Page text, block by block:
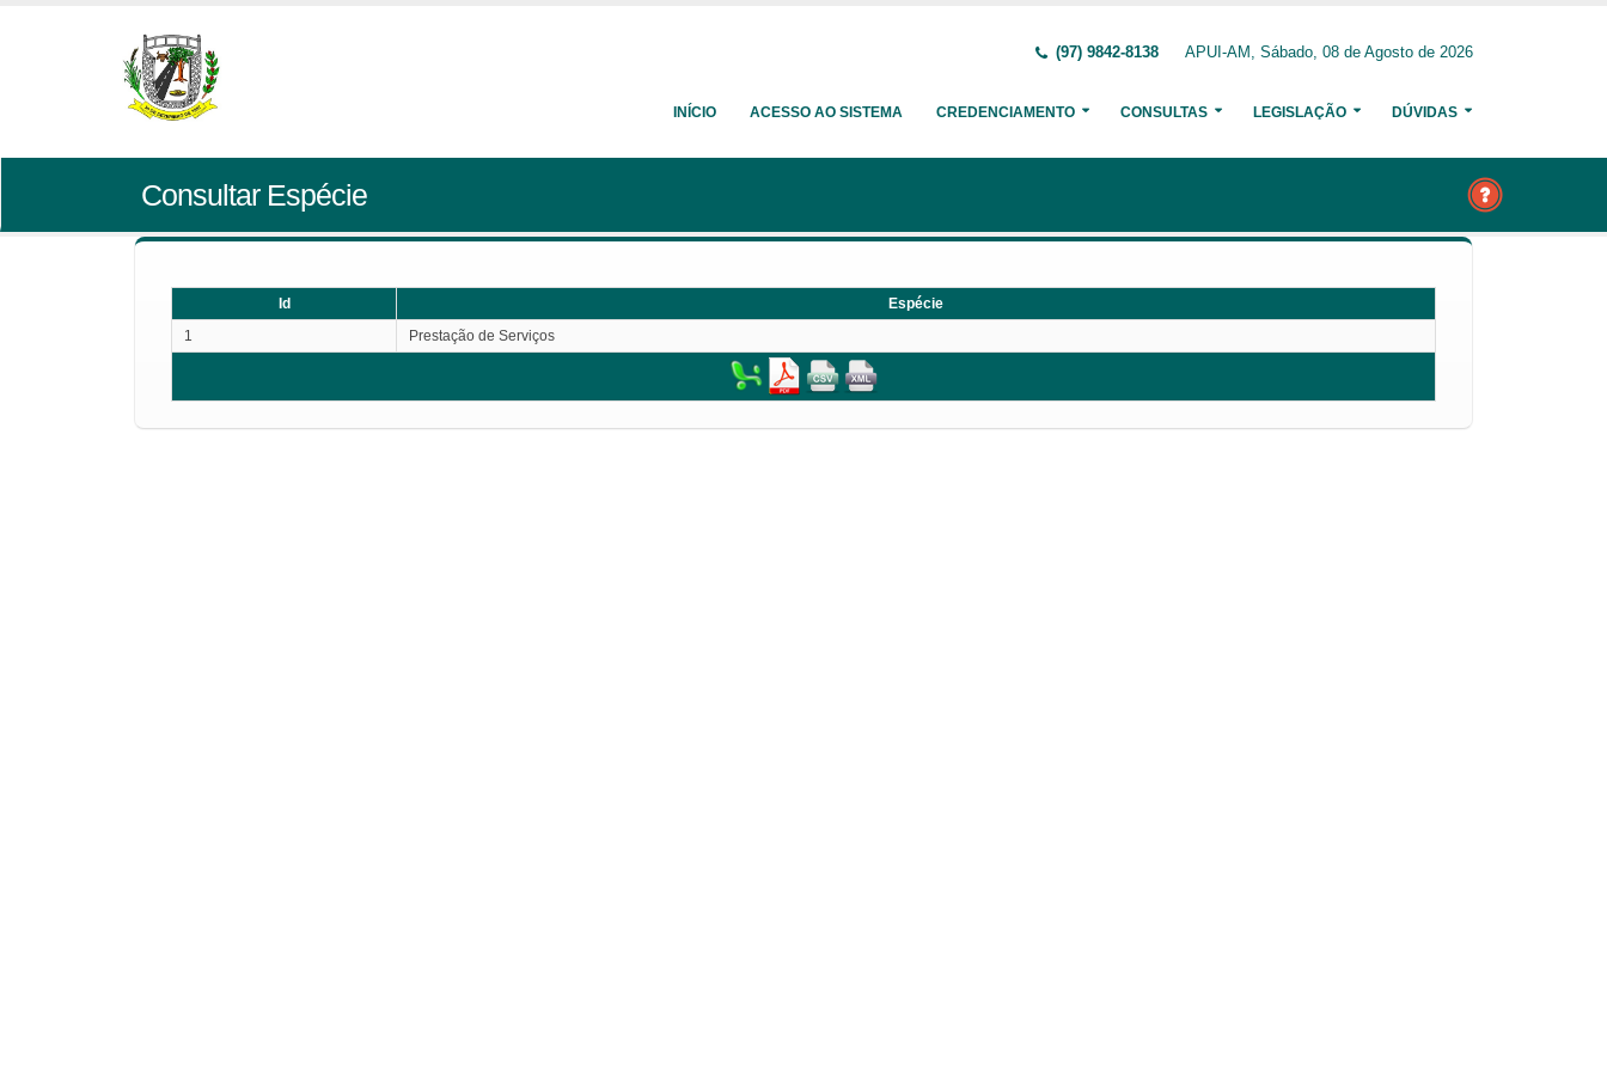
(97) 9842-8138 APUI-AM, Sábado, 08 de Agosto de 2026
INÍCIO ACESSO AO SISTEMA CREDENCIAMENTO CONSULTAS LEGISLAÇÃO DÚVIDAS
Consultar Espécie
Id
Espécie
1
Prestação de Serviços